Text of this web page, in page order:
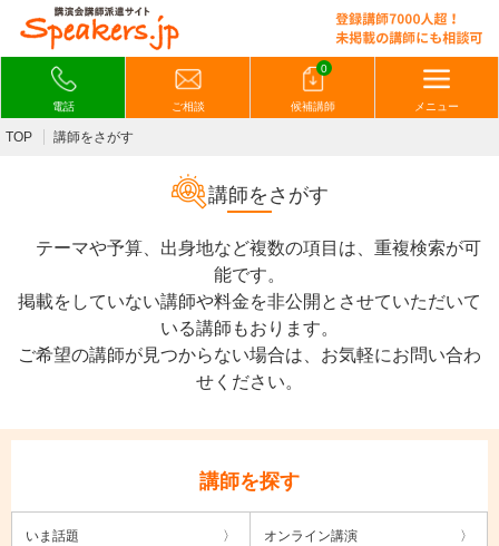
電話 ご相談
0
候補講師 メニュー
TOP 講師をさがす
講師をさがす
テーマや予算、出身地など複数の項目は、重複検索が可
能です。
掲載をしていない講師や料金を非公開とさせていただいて
いる講師もおります。
ご希望の講師が見つからない場合は、お気軽にお問い合わ
せください。
講師を探す
いま話題 オンライン講演